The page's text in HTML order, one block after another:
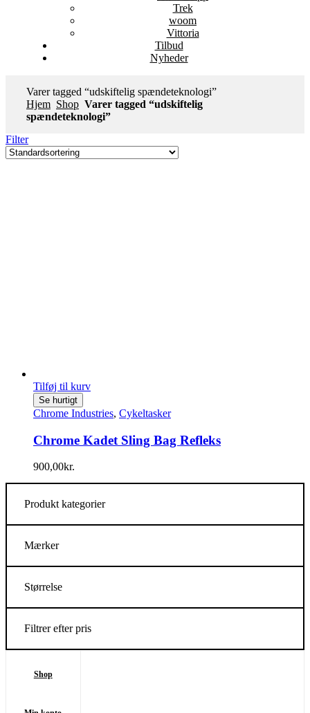
Trek
woom
Vittoria
Tilbud
Nyheder
Varer tagged “udskiftelig spændeteknologi”
Hjem Shop Varer tagged “udskiftelig
spændeteknologi”
Filter
Tilføj til kurv
Se hurtigt
Chrome Industries, Cykeltasker
Chrome Kadet Sling Bag Refleks
900,00kr.
Produkt kategorier
Mærker
Størrelse
Filtrer efter pris
Shop